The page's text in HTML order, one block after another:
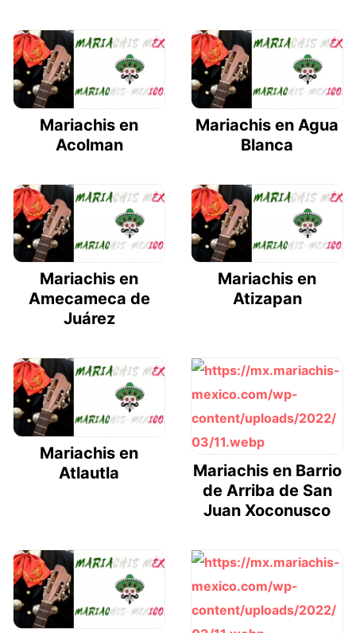
Mariachis en
Acolman
Mariachis en Agua
Blanca
Mariachis en
Amecameca de
Juárez
Mariachis en
Atizapan
Mariachis en
Atlautla
Mariachis en Barrio
de Arriba de San
Juan Xoconusco